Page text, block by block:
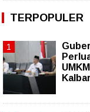
TERPOPULER
Kalbar